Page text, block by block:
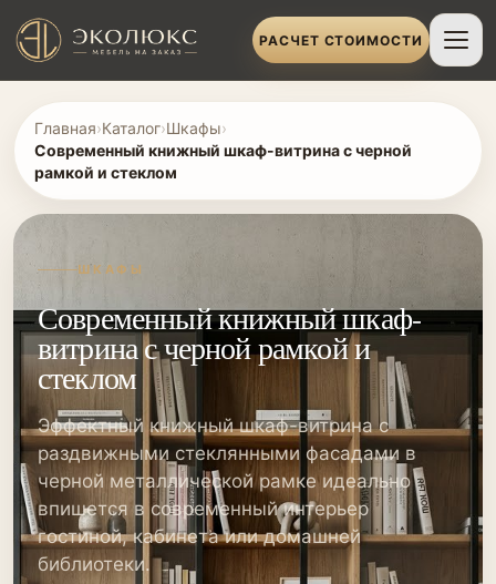
РАСЧЕТ СТОИМОСТИ
Главная›Каталог›Шкафы›
Современный книжный шкаф-витрина с черной
рамкой и стеклом
ШКАФЫ
Современный книжный шкаф-
витрина с черной рамкой и
стеклом
Эффектный книжный шкаф-витрина с
раздвижными стеклянными фасадами в
черной металлической рамке идеально
впишется в современный интерьер
гостиной, кабинета или домашней
библиотеки.